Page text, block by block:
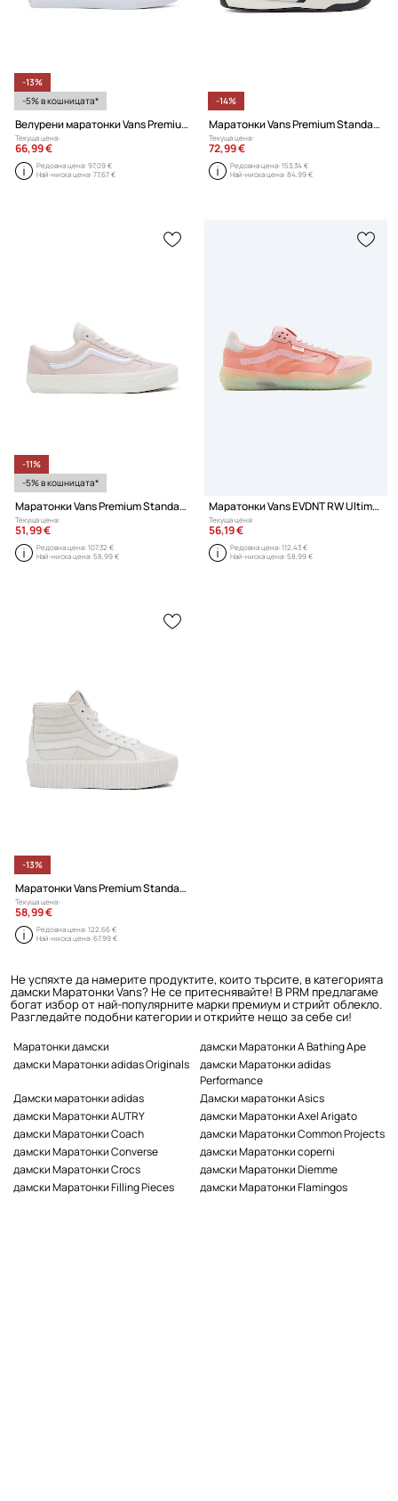
-13%
-5% в кошницата*
Велурени маратонки Vans Premium Standards Sport 73
Текуща цена:
66,99 €
Редовна цена:97,09 €
Най-ниска цена:77,67 €
-14%
Маратонки Vans Premium Standards Rowley XLT
Текуща цена:
72,99 €
Редовна цена:153,34 €
Най-ниска цена:84,99 €
-11%
-5% в кошницата*
Маратонки Vans Premium Standards Old Skool Reissue 36
Текуща цена:
51,99 €
Редовна цена:107,32 €
Най-ниска цена:58,99 €
Маратонки Vans EVDNT RW Ultimate
Текуща цена:
56,19 €
Редовна цена:112,43 €
Най-ниска цена:58,99 €
-13%
Маратонки Vans Premium Standards Sk8-Hi Reissue 38 Platform
Текуща цена:
58,99 €
Редовна цена:122,66 €
Най-ниска цена:67,99 €
Не успяхте да намерите продуктите, които търсите, в категорията
дамски Маратонки Vans? Не се притеснявайте! В PRM предлагаме
богат избор от най-популярните марки премиум и стрийт облекло.
Разгледайте подобни категории и открийте нещо за себе си!
Маратонки дамски
дамски Маратонки A Bathing Ape
дамски Маратонки adidas Originals
дамски Маратонки adidas
Performance
Дамски маратонки adidas
Дамски маратонки Asics
дамски Маратонки AUTRY
дамски Маратонки Axel Arigato
дамски Маратонки Coach
дамски Маратонки Common Projects
дамски Маратонки Converse
дамски Маратонки coperni
дамски Маратонки Crocs
дамски Маратонки Diemme
дамски Маратонки Filling Pieces
дамски Маратонки Flamingos